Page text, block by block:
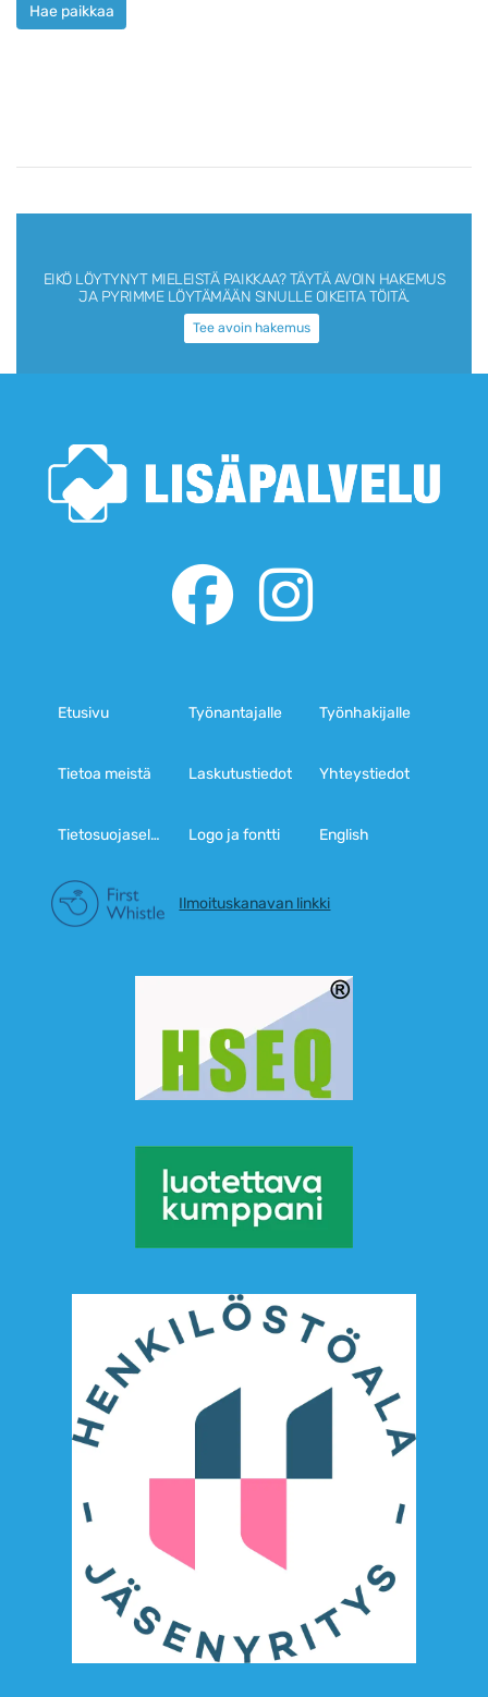
Hae paikkaa
EIKÖ LÖYTYNYT MIELEISTÄ PAIKKAA?TÄYTÄ AVOIN HAKEMUS
JA PYRIMME LÖYTÄMÄÄN SINULLE OIKEITA TÖITÄ.
Tee avoin hakemus
Etusivu Työnantajalle Työnhakijalle
Tietoa meistä Laskutustiedot Yhteystiedot
Tietosuojaseloste Logo ja fontti English
Ilmoituskanavan linkki